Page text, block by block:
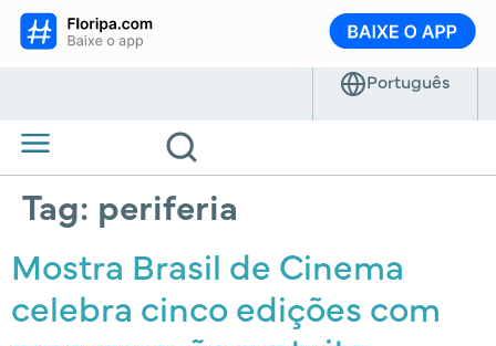
Tag: periferia
Mostra Brasil de Cinema
celebra cinco edições com